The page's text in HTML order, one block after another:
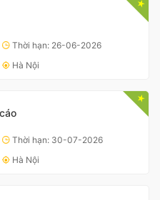
Thời hạn: 26-06-2026
Hà Nội
Thời hạn: 30-07-2026
Hà Nội